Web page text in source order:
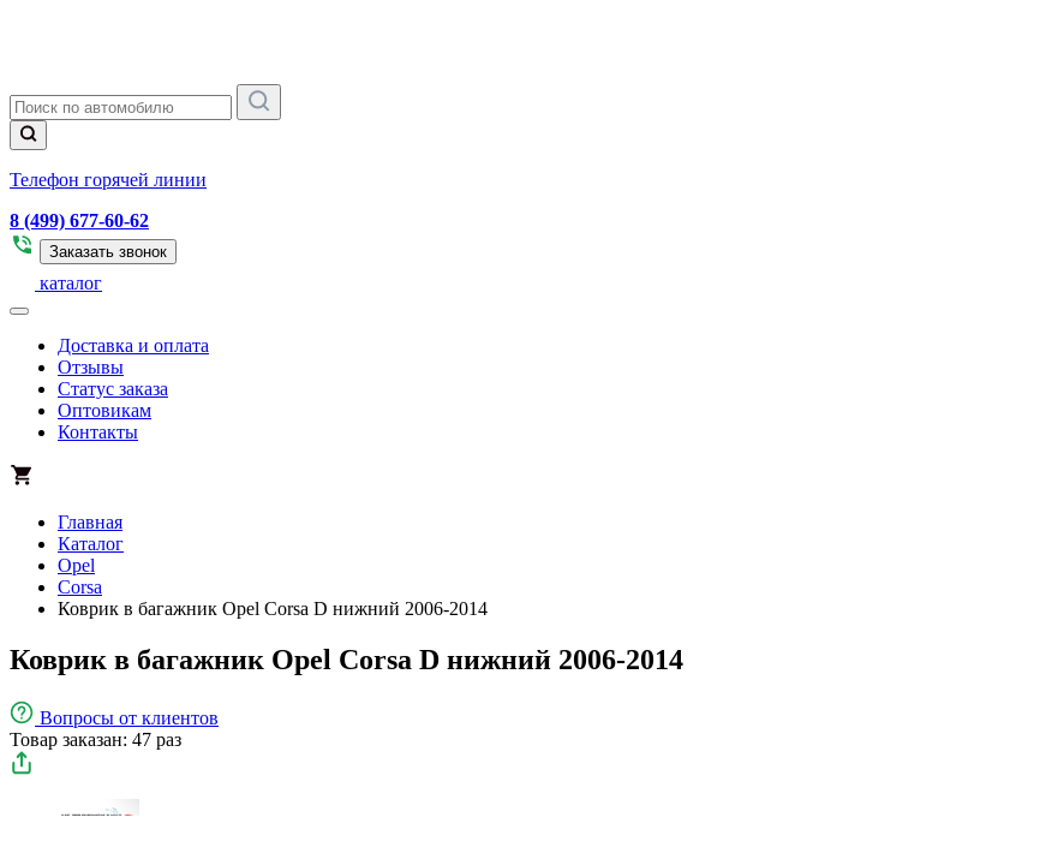
Телефон горячей линии
8 (499) 677-60-62
Заказать звонок
каталог
Доставка и оплата
Отзывы
Статус заказа
Оптовикам
Контакты
Главная
Каталог
Opel
Corsa
Коврик в багажник Opel Corsa D нижний 2006-2014
Коврик в багажник Opel Corsa D нижний 2006-2014
Вопросы от клиентов
Товар заказан: 47 раз